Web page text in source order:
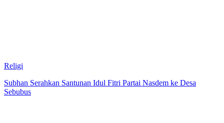
Religi
Subhan Serahkan Santunan Idul Fitri Partai Nasdem ke Desa
Sebubus